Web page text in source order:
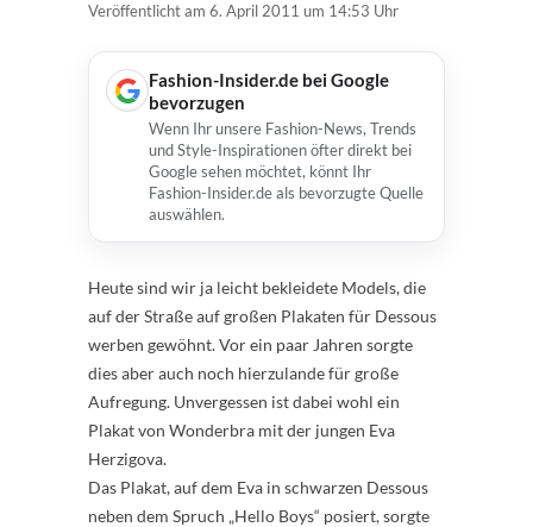
Veröffentlicht am 6. April 2011 um 14:53 Uhr
Fashion-Insider.de bei Google
bevorzugen
Wenn Ihr unsere Fashion-News, Trends
und Style-Inspirationen öfter direkt bei
Google sehen möchtet, könnt Ihr
Fashion-Insider.de als bevorzugte Quelle
auswählen.
Heute sind wir ja leicht bekleidete Models, die
auf der Straße auf großen Plakaten für Dessous
werben gewöhnt. Vor ein paar Jahren sorgte
dies aber auch noch hierzulande für große
Aufregung. Unvergessen ist dabei wohl ein
Plakat von Wonderbra mit der jungen Eva
Herzigova.
Das Plakat, auf dem Eva in schwarzen Dessous
neben dem Spruch „Hello Boys“ posiert, sorgte